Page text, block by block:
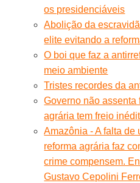
os presidenciáveis
Abolição da
elite evitando a
O boi que faz a
meio ambiente
Tristes recordes da
Governo não assenta
agrária tem freio
Amazônia - A falta de
reforma agrária faz
crime compensem.
Gustavo Cepolini